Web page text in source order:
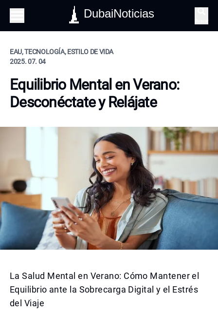
DubaiNoticias
EAU, TECNOLOGÍA, ESTILO DE VIDA
2025. 07. 04
Equilibrio Mental en Verano:
Desconéctate y Relájate
La Salud Mental en Verano: Cómo Mantener el
Equilibrio ante la Sobrecarga Digital y el Estrés
del Viaje